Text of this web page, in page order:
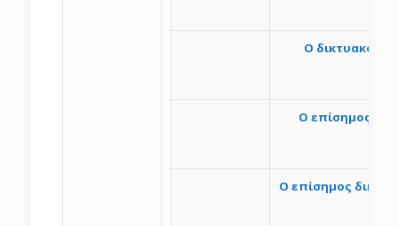
Ο δικτυακός
Ο επίσημος
Ο επίσημος